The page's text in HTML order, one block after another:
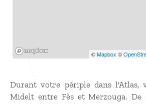
©Mapbox ©
Durant votre périple dans l'Atlas,
Midelt entre Fès et Merzouga. De